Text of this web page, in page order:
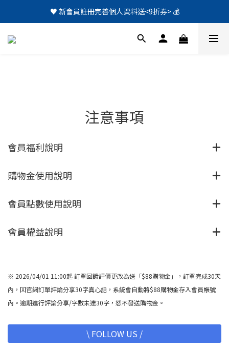
♥️ 新會員註冊完善個人資料送<9折券> 💰
注意事項
會員福利說明
購物金使用說明
會員點數使用說明
會員權益說明
※ 2026/04/01 11:00起 訂單回饋評價更改為送「$88購物金」，訂單完成30天
內，回官網訂單評論分享30字真心話，系統會自動將$88購物金存入會員帳號
內。逾期進行評論分享/字數未達30字，恕不發送購物金。
\ FOLLOW US /